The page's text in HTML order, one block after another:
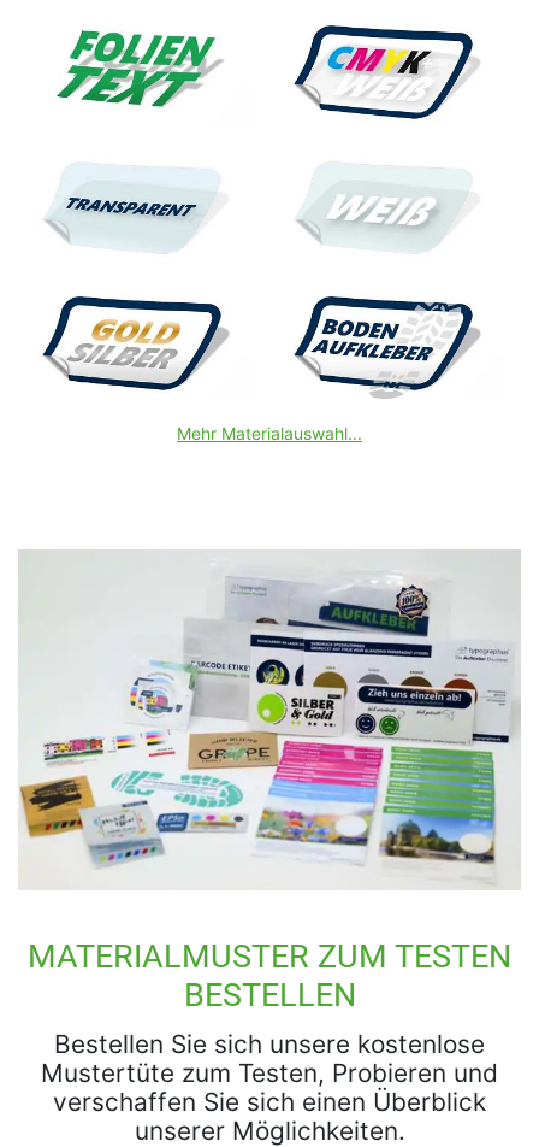
Mehr Materialauswahl...
MATERIALMUSTER ZUM TESTEN
BESTELLEN
Bestellen Sie sich unsere kostenlose
Mustertüte zum Testen, Probieren und
verschaffen Sie sich einen Überblick
unserer Möglichkeiten.